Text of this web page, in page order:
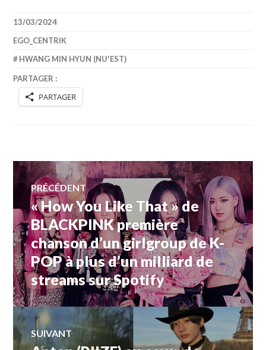
13/03/2024
EGO_CENTRIK
HWANG MIN HYUN (NU'EST)
PARTAGER :
PARTAGER
Navigation
de
l’article
PRÉCÉDENT
Article
précédent :
« How You Like That » de
BLACKPINK première
chanson d’un girlgroup de K-
POP à plus d’un milliard de
streams sur Spotify
SUIVANT